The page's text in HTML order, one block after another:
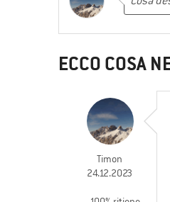
ECCO COSA
Timon
24.12.2023